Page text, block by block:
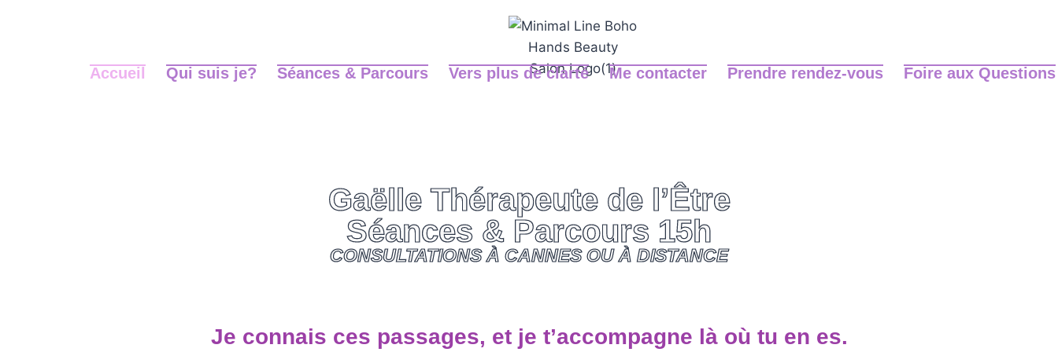
Accueil Qui suis je? Séances & Parcours Vers plus de clarté Me contacter Prendre rendez-vous Foire aux Questions
Gaëlle Thérapeute de l’Être
Séances & Parcours 15h
CONSULTATIONS À CANNES OU À DISTANCE
Je connais ces passages, et je t’accompagne là où tu en es.